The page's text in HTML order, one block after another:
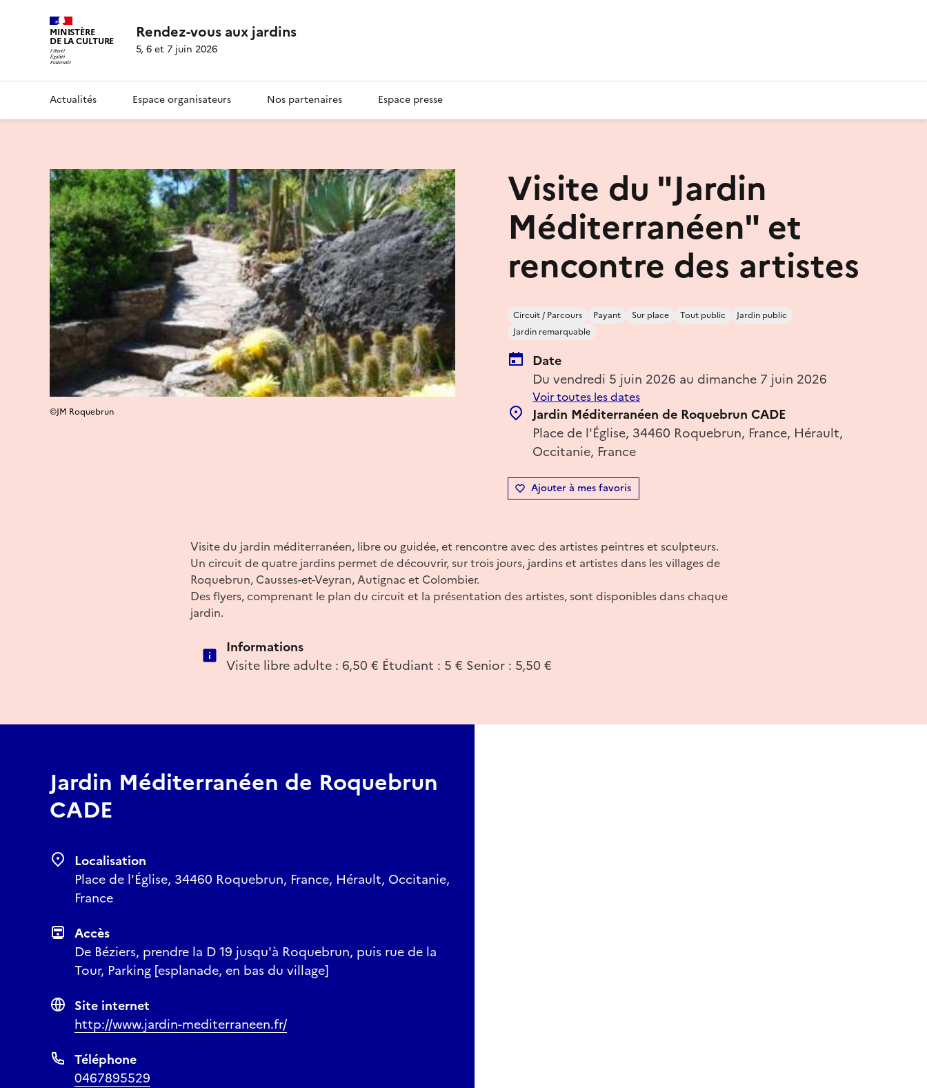
MINISTÈRE
DE LA CULTURE Rendez-vous aux jardins
5, 6 et 7 juin 2026
Actualités Espace organisateurs Nos partenaires Espace presse
Visite du "Jardin
Méditerranéen" et
rencontre des artistes
Circuit / Parcours Payant Sur place Tout public
Jardin public
Jardin remarquable
Date
Du vendredi 5 juin 2026 au dimanche 7 juin 2026
Voir toutes les dates
Jardin Méditerranéen de Roquebrun CADE
Place de l'Église, 34460 Roquebrun, France, Hérault,
Occitanie, France
Ajouter à mes favoris
©JM Roquebrun
Visite du jardin méditerranéen, libre ou guidée, et rencontre avec des artistes peintres et sculpteurs.
Un circuit de quatre jardins permet de découvrir, sur trois jours, jardins et artistes dans les villages de
Roquebrun, Causses-et-Veyran, Autignac et Colombier.
Des flyers, comprenant le plan du circuit et la présentation des artistes, sont disponibles dans chaque
jardin.
Informations
Visite libre adulte : 6,50 € Étudiant : 5 € Senior : 5,50 €
Jardin Méditerranéen de Roquebrun
CADE
Localisation
Place de l'Église, 34460 Roquebrun, France, Hérault, Occitanie,
France
Accès
De Béziers, prendre la D 19 jusqu'à Roquebrun, puis rue de la
Tour, Parking [esplanade, en bas du village]
Site internet
http://www.jardin-mediterraneen.fr/
Téléphone
0467895529